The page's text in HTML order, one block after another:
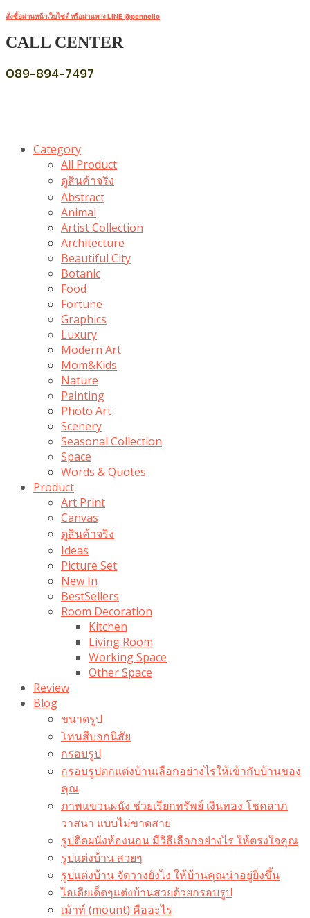
สั่งซื้อผ่านหน้าเว็บไซต์ หรือผ่านทาง LINE @pennello
CALL CENTER
089-894-7497
Category
All Product
ดูสินค้าจริง
Abstract
Animal
Artist Collection
Architecture
Beautiful City
Botanic
Food
Fortune
Graphics
Luxury
Modern Art
Mom&Kids
Nature
Painting
Photo Art
Scenery
Seasonal Collection
Space
Words & Quotes
Product
Art Print
Canvas
ดูสินค้าจริง
Ideas
Picture Set
New In
BestSellers
Room Decoration
Kitchen
Living Room
Working Space
Other Space
Review
Blog
ขนาดรูป
โทนสีบอกนิสัย
กรอบรูป
กรอบรูปตกแต่งบ้านเลือกอย่างไรให้เข้ากับบ้านของ
คุณ
ภาพแขวนผนัง ช่วยเรียกทรัพย์ เงินทอง โชคลาภ
วาสนา แบบไม่ขาดสาย
รูปติดผนังห้องนอน มีวิธีเลือกอย่างไร ให้ตรงใจคุณ
รูปแต่งบ้าน สวยๆ
รูปแต่งบ้าน จัดวางยังไง ให้บ้านคุณน่าอยู่ยิ่งขึ้น
ไอเดียเด็ดๆแต่งบ้านสวยด้วยกรอบรูป
เม้าท์ (mount) คืออะไร​